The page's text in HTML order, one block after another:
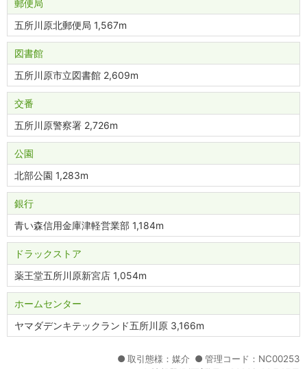
郵便局
五所川原北郵便局 1,567m
図書館
五所川原市立図書館 2,609m
交番
五所川原警察署 2,726m
公園
北部公園 1,283m
銀行
青い森信用金庫津軽営業部 1,184m
ドラックストア
薬王堂五所川原新宮店 1,054m
ホームセンター
ヤマダデンキテックランド五所川原 3,166m
取引態様：媒介
管理コード：NC00253